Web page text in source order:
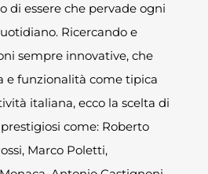
di essere che pervade ogni
Ricercando e
sempre innovative, che
e funzionalità come tipica
italiana, ecco la scelta di
come: Roberto
Marco Poletti,